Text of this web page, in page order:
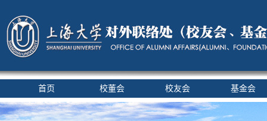
首页 校董会 校友会 基金会